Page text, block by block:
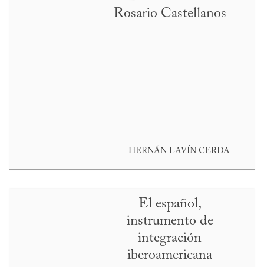
Rosario Castellanos
HERNÁN LAVÍN CERDA
El español,
instrumento de
integración
iberoamericana